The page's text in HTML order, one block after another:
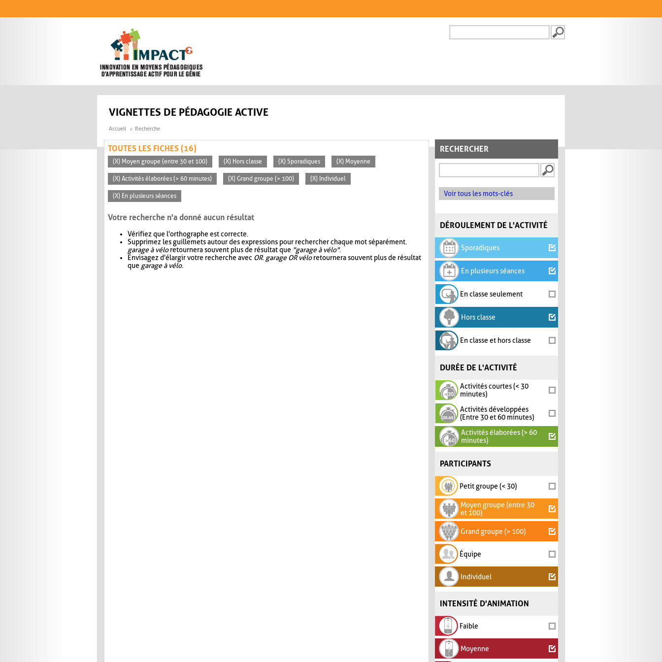
FORMULAIRE DE
VIGNETTES DE PÉDAGOGIE ACTIVE
Accueil Recherche
RECHERCHER
Voir tous les mots-clés
DÉROULEMENT DE L'ACTIVITÉ
Sporadiques
En plusieurs séances
En classe seulement
Hors classe
En classe et hors classe
DURÉE DE L'ACTIVITÉ
Activités courtes (< 30
minutes)
Activités développées
(Entre 30 et 60 minutes)
Activités élaborées (> 60
minutes)
PARTICIPANTS
Petit groupe (< 30)
Moyen groupe (entre 30
et 100)
Grand groupe (> 100)
Équipe
Individuel
INTENSITÉ D'ANIMATION
Faible
Moyenne
TOUTES LES FICHES (16)
(X) Moyen groupe (entre 30 et 100) (X) Hors classe (X) Sporadiques (X) Moyenne
(X) Activités élaborées (> 60 minutes) (X) Grand groupe (> 100) (X) Individuel
(X) En plusieurs séances
Votre recherche n'a donné aucun résultat
Vérifiez que l'orthographe est correcte.
Supprimez les guillemets autour des expressions pour rechercher chaque mot séparément.
garage à véloretournera souvent plus de résultat que "garage à vélo".
Envisagez d'élargir votre recherche avec OR. garage OR véloretournera souvent plus de résultat
que garage à vélo.